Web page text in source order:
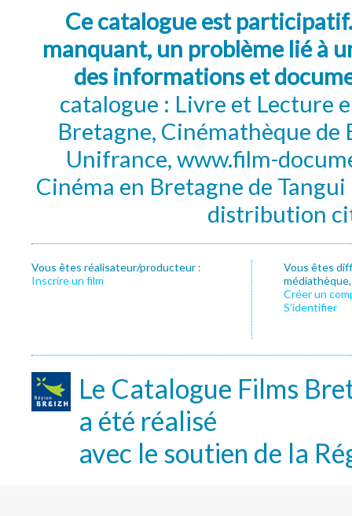
Ce catalogue est
manquant, un problème lié à
des informations et
catalogue : Livre et Lecture
Bretagne, Cinémathèque de
Unifrance, www.film-
Cinéma en Bretagne de
distribution
Vous êtes réalisateur/producteur :
Inscrire un film
Vous êtes
Créer un
S’identifier
Le Catalogue Films
a été réalisé
avec le soutien de la